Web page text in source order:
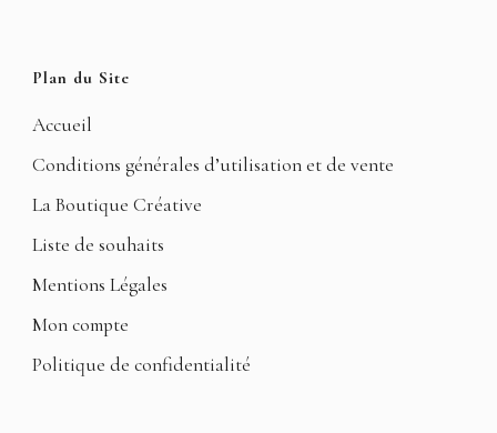
Plan du Site
Accueil
Conditions générales d’utilisation et de vente
La Boutique Créative
Liste de souhaits
Mentions Légales
Mon compte
Politique de confidentialité